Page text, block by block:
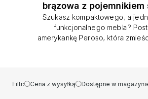
brązowa z pojemnikiem
Szukasz kompaktowego, a
funkcjonalnego mebla?
amerykankę Peroso, która
idealnego miejsca do relaksu i
ten mebel spełni Twoje
Filtr: Cena z wysyłką Dostępne w